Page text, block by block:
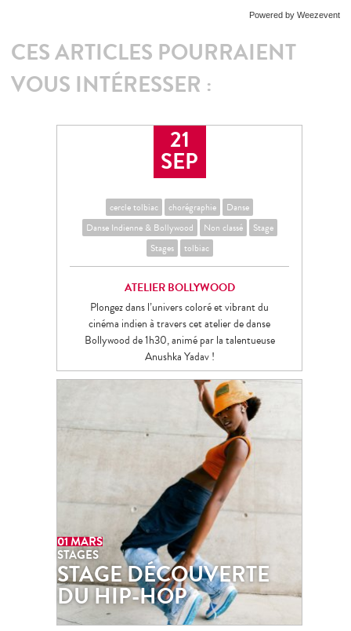
Powered by Weezevent
CES ARTICLES POURRAIENT
VOUS INTÉRESSER :
21
SEP
cercle tolbiac chorégraphie
Danse
Danse Indienne & Bollywood
Non classé
Stage
Stages
tolbiac
ATELIER BOLLYWOOD
Plongez dans l’univers coloré et vibrant du
cinéma indien à travers cet atelier de danse
Bollywood de 1h30, animé par la talentueuse
Anushka Yadav !
01 MARS
STAGES
STAGE DÉCOUVERTE
DU HIP-HOP
MAR
hip hop
STAGE DÉCOUVERTE DU HIP-HOP
Envie de bouger et de découvrir l’univers du hip-
hop ? 🕺💥 Rejoignez-nous pour une séance
d’initiation gratuite.